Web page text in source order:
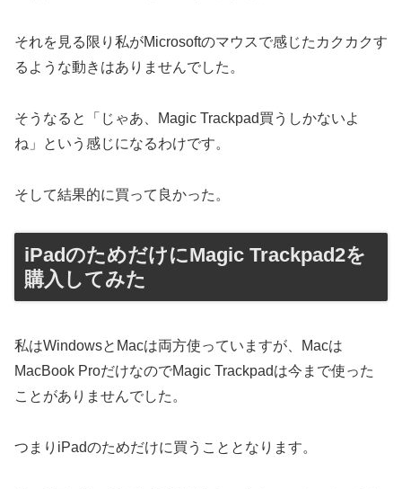
それを見る限り私がMicrosoftのマウスで感じたカクカクす
るような動きはありませんでした。
そうなると「じゃあ、Magic Trackpad買うしかないよ
ね」という感じになるわけです。
そして結果的に買って良かった。
iPadのためだけにMagic Trackpad2を
購入してみた
私はWindowsとMacは両方使っていますが、Macは
MacBook ProだけなのでMagic Trackpadは今まで使った
ことがありませんでした。
つまりiPadのためだけに買うこととなります。